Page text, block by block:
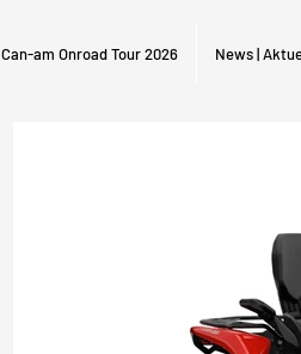
Can-am Onroad Tour 2026 News |